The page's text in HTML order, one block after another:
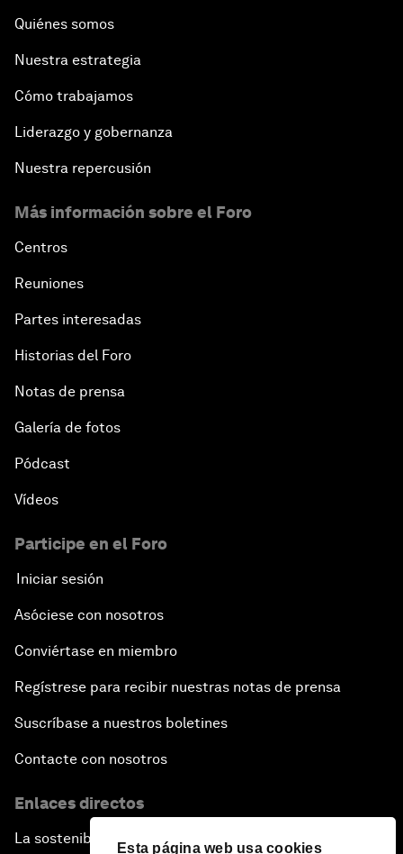
Esta página web usa cookies
Quiénes somos
Nuestra estrategia
Cómo trabajamos
Liderazgo y gobernanza
Nuestra repercusión
Más información sobre el Foro
Centros
Reuniones
Partes interesadas
Historias del Foro
Notas de prensa
Galería de fotos
Pódcast
Vídeos
Participe en el Foro
Iniciar sesión
Asóciese con nosotros
Conviértase en miembro
Regístrese para recibir nuestras notas de prensa
Suscríbase a nuestros boletines
Contacte con nosotros
Enlaces directos
La sostenibilidad en el Foro